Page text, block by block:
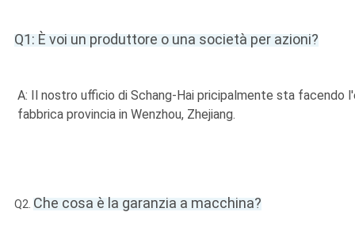
Q1: È voi un produttore o una società per azioni?
A: Il nostro ufficio di Schang-Hai pricipalmente sta facendo
fabbrica provincia in Wenzhou, Zhejiang.
Q2. Che cosa è la garanzia a macchina?